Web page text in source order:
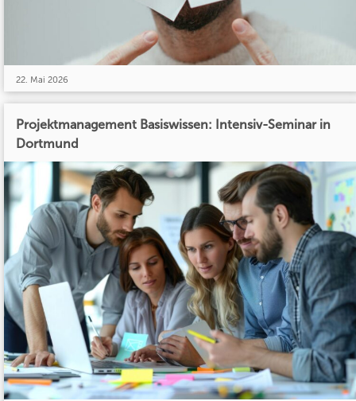
22. Mai 2026
Projektmanagement Basiswissen: Intensiv-Seminar in
Dortmund